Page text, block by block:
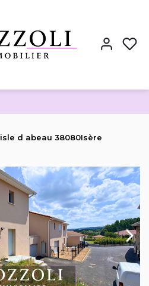
bien
d abeau 38080Isère